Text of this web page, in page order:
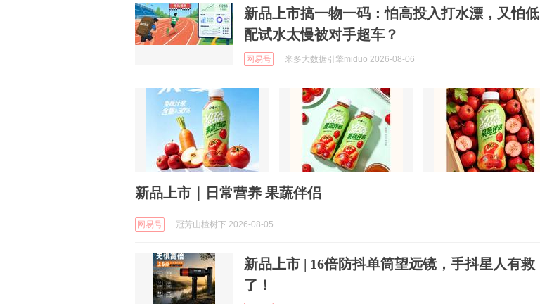
新品上市搞一物一码：怕高投入打水漂，又怕低
配试水太慢被对手超车？
网易号 米多大数据引擎miduo 2026-08-06
新品上市｜日常营养 果蔬伴侣
网易号 冠芳山楂树下 2026-08-05
新品上市 | 16倍防抖单筒望远镜，手抖星人有救
了！